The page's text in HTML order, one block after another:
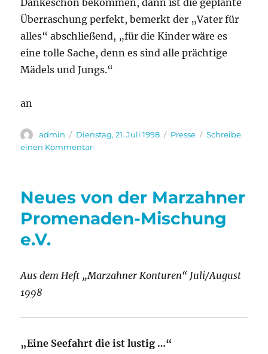
Überraschung perfekt, bemerkt der „Vater für
alles“ abschließend, „für die Kinder wäre es
eine tolle Sache, denn es sind alle prächtige
Mädels und Jungs.“
an
Autor
admin
Veröffentlicht
am
Dienstag, 21. Juli 1998 Kategorien
Presse
Schreibe
einen Kommentarzu
kommt
an
Neues von der Marzahner
Promenaden-Mischung
e.V.
Aus dem Heft „Marzahner Konturen“ Juli/August
1998
„Eine Seefahrt die ist lustig …“